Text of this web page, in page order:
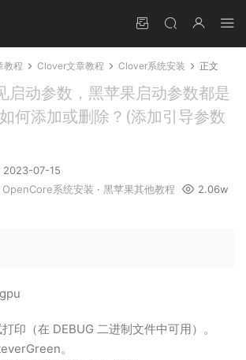
教程 Clover文章教程 Clover系统安装 正文
启动参数，黑苹果启动参数都是
何添加或删除？(添加引导参数
2023-07-15
OpenCore系统安装 · 黑苹果其他教程
2.06w
印（在 DEBUG 二进制文件中可用）。
。